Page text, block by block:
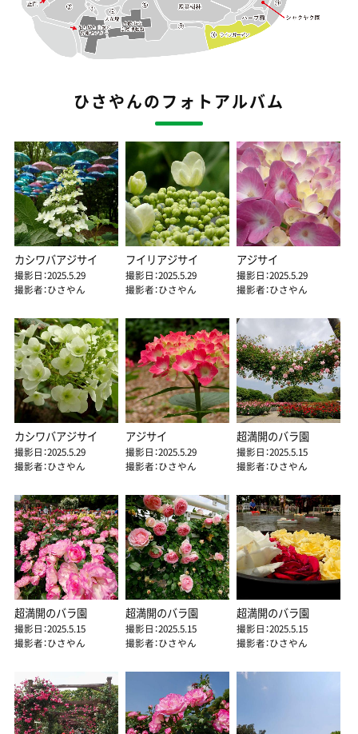
ひさやんのフォトアルバム
カシワバアジサイ
撮影日：2025.5.29
撮影者：ひさやん
フイリアジサイ
撮影日：2025.5.29
撮影者：ひさやん
アジサイ
撮影日：2025.5.29
撮影者：ひさやん
カシワバアジサイ
撮影日：2025.5.29
撮影者：ひさやん
アジサイ
撮影日：2025.5.29
撮影者：ひさやん
超満開のバラ園
撮影日：2025.5.15
撮影者：ひさやん
超満開のバラ園
撮影日：2025.5.15
撮影者：ひさやん
超満開のバラ園
撮影日：2025.5.15
撮影者：ひさやん
超満開のバラ園
撮影日：2025.5.15
撮影者：ひさやん